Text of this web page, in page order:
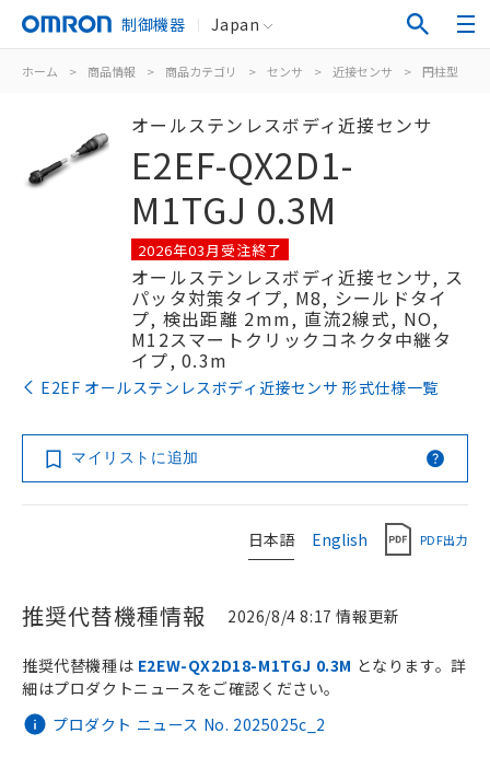
制御機器 Japan
ホーム > 商品情報 > 商品カテゴリ > センサ > 近接センサ > 円柱型
オールステンレスボディ近接センサ
E2EF-QX2D1-
M1TGJ 0.3M
2026年03月受注終了
オールステンレスボディ近接センサ, ス
パッタ対策タイプ, M8, シールドタイ
プ, 検出距離 2mm, 直流2線式, NO,
M12スマートクリックコネクタ中継タ
イプ, 0.3m
E2EF オールステンレスボディ近接センサ 形式仕様一覧
マイリストに追加
日本語 English PDF出力
推奨代替機種情報 2026/8/4 8:17 情報更新
プロダクト ニュース No. 2025025c_2
推奨代替機種は E2EW-QX2D18-M1TGJ 0.3M となります。詳
細はプロダクトニュースをご確認ください。